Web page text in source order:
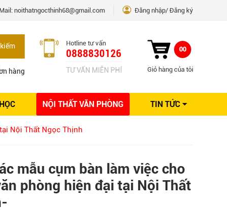
Mail: noithatngocthinh68@gmail.com Đăng nhập Đăng ký
hàng
Hotline tư vấn
0888830126
TƯ VẤN MIỄN PHÍ
00
Giỏ hàng của tôi
NỘI THẤT VĂN PHÒNG TIN TỨC
Sáng tạo
Giải pháp thiết kế
Nội Thất Ngọc Thịnh
mẫu cụm bàn làm việc cho
phòng hiện đại tại Nội Thất